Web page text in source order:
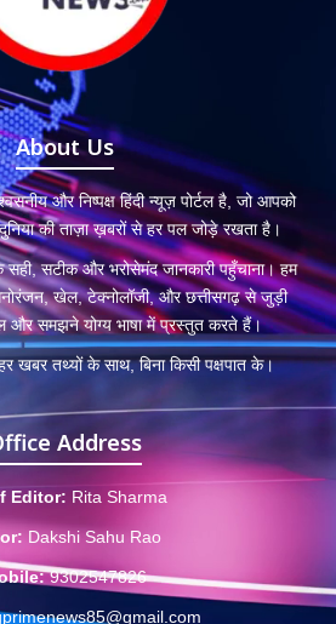
About Us
और निष्पक्ष हिंदी न्यूज़ पोर्टल है, जो आपको
की ताज़ा ख़बरों से हर पल जोड़े रखता है।
सही, सटीक और भरोसेमंद जानकारी पहुँचाना। हम
मनोरंजन, खेल, टेक्नोलॉजी, और छत्तीसगढ़ से जुड़ी
और समझने योग्य भाषा में प्रस्तुत करते हैं।
खबर तथ्यों के साथ, बिना किसी पक्षपात के।
Address
Editor: Rita Sharma
Dakshi Sahu Rao
9302547826